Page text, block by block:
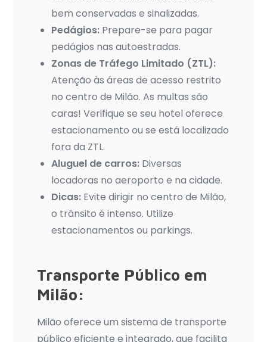
bem conservadas e sinalizadas.
Pedágios: Prepare-se para pagar
pedágios nas autoestradas.
Zonas de Tráfego Limitado (ZTL):
Atenção às áreas de acesso restrito
no centro de Milão. As multas são
caras! Verifique se seu hotel oferece
estacionamento ou se está localizado
fora da ZTL.
Aluguel de carros: Diversas
locadoras no aeroporto e na cidade.
Dicas: Evite dirigir no centro de Milão,
o trânsito é intenso. Utilize
estacionamentos ou parkings.
Transporte Público em
Milão:
Milão oferece um sistema de transporte
público eficiente e integrado, que facilita